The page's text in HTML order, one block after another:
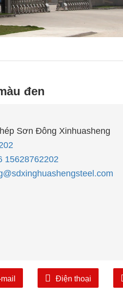
đen
Sơn Đông Xinhuasheng
15628762202
Điện thoại